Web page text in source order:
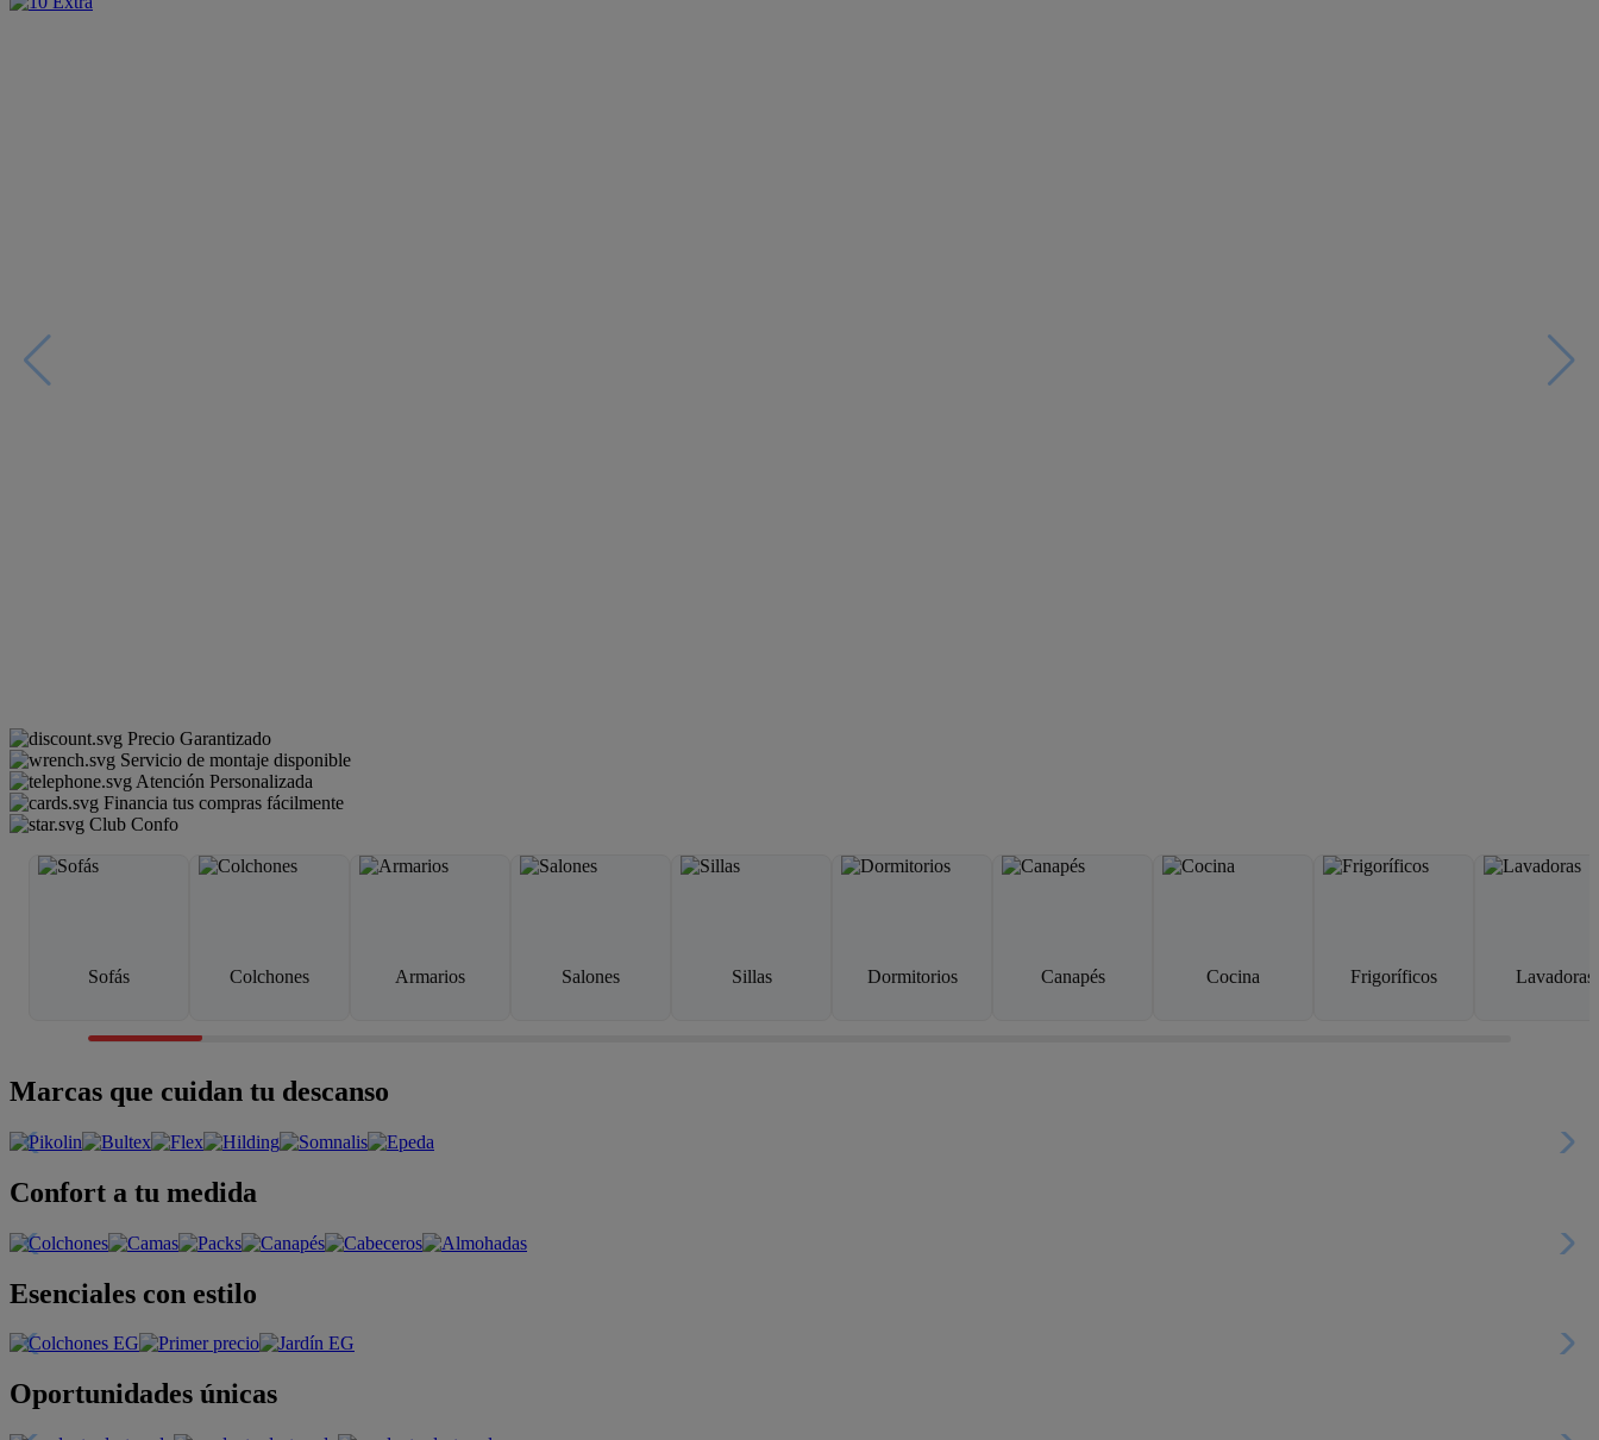
Precio Garantizado
Servicio de montaje disponible
Atención Personalizada
Financia tus compras fácilmente
Club Confo
Sofás Colchones Armarios Salones Sillas Dormitorios Canapés Cocina Frigoríficos Lavadoras
Marcas que cuidan tu descanso
Confort a tu medida
Esenciales con estilo
Oportunidades únicas